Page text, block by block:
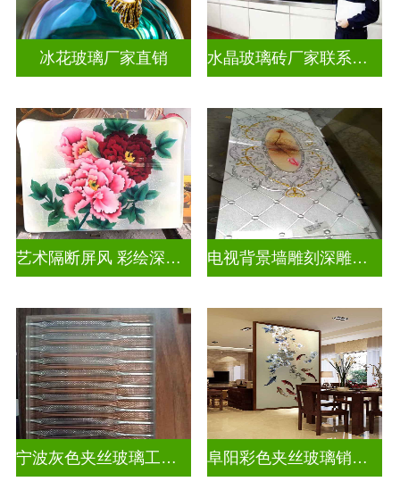
冰花玻璃厂家直销 水晶玻璃砖厂家联系方式
艺术隔断屏风 彩绘深雕浮雕玻璃 电视背景墙雕刻深雕双面效果
宁波灰色夹丝玻璃工厂招聘 阜阳彩色夹丝玻璃销售电话